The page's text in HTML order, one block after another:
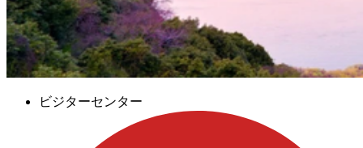
ビジターセンター